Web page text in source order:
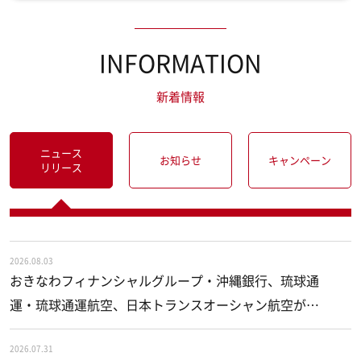
INFORMATION
新着情報
ニュース
リリース
お知らせ キャンペーン
2026.08.03
おきなわフィナンシャルグループ・沖縄銀行、琉球通
運・琉球通運航空、日本トランスオーシャン航空が連
携し、熊本地震被災地へ物資を提供しました
2026.07.31